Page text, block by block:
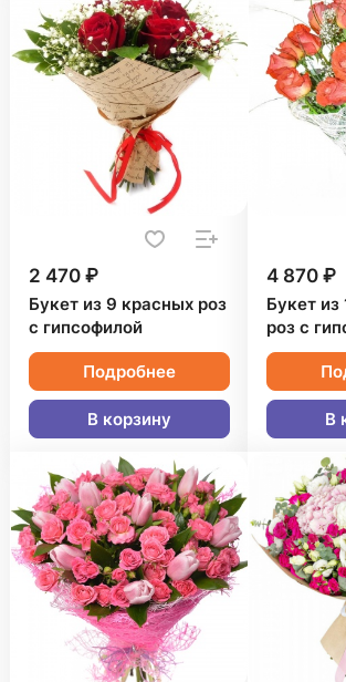
2 470 ₽
Букет из 9 красных роз
с гипсофилой
Подробнее
В корзину
4 870 ₽
Букет
роз с
В